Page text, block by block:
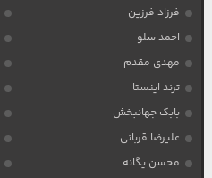
فرزاد فرزین
احمد سلو
مهدی مقدم
ترند اینستا
بابک جهانبخش
علیرضا قربانی
محسن یگانه